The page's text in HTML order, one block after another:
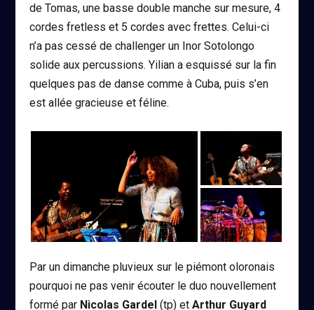
de Tomas, une basse double manche sur mesure, 4
cordes fretless et 5 cordes avec frettes. Celui-ci
n’a pas cessé de challenger un Inor Sotolongo
solide aux percussions. Yilian a esquissé sur la fin
quelques pas de danse comme à Cuba, puis s’en
est allée gracieuse et féline.
Par un dimanche pluvieux sur le piémont oloronais
pourquoi ne pas venir écouter le duo nouvellement
formé par Nicolas Gardel (tp) etArthur Guyard